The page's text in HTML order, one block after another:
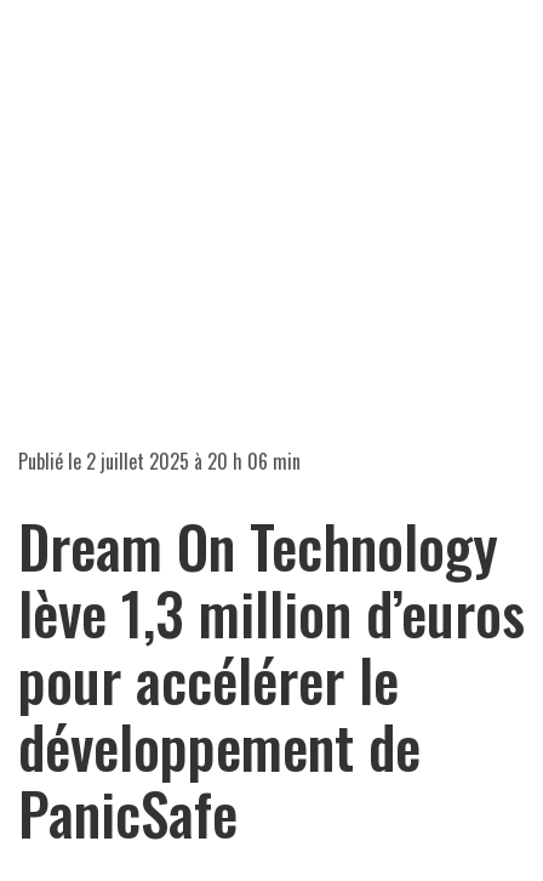
Publié le 2 juillet 2025 à 20 h 06 min
Dream On Technology
lève 1,3 million d’euros
pour accélérer le
développement de
PanicSafe